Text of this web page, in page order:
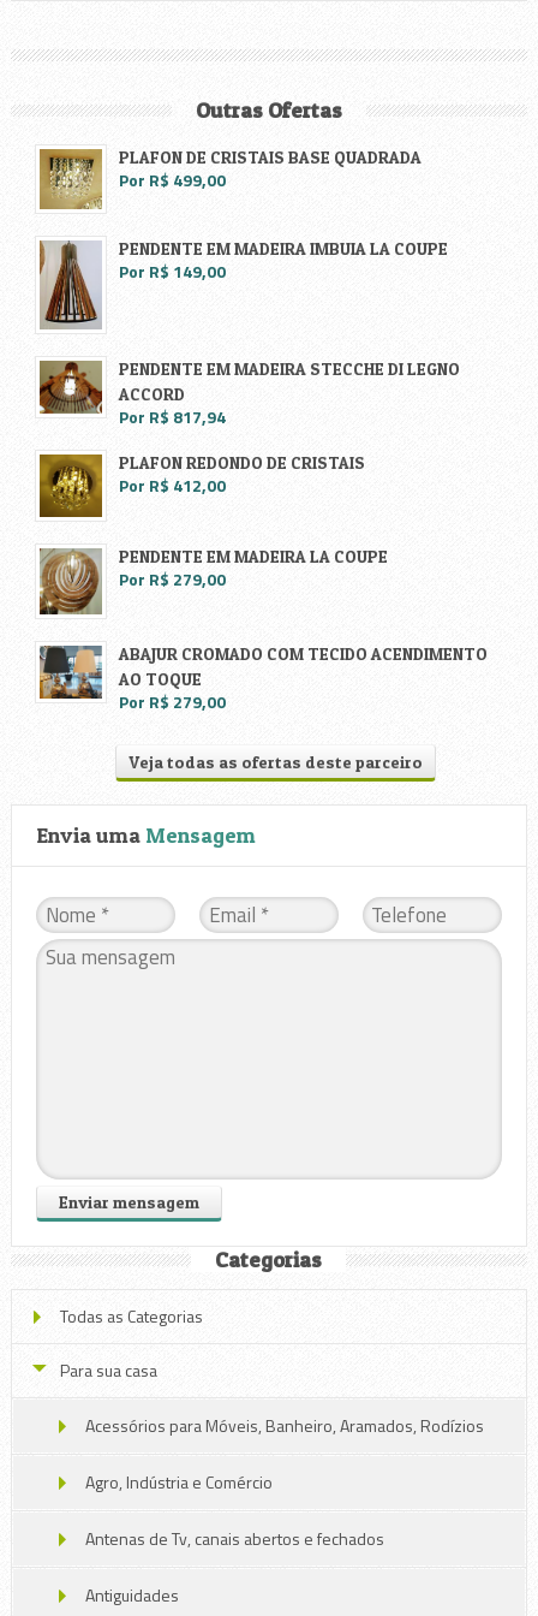
Outras Ofertas
PLAFON DE CRISTAIS BASE QUADRADA
Por R$ 499,00
PENDENTE EM MADEIRA IMBUIA LA COUPE
Por R$ 149,00
PENDENTE EM MADEIRA STECCHE DI LEGNO
ACCORD
Por R$ 817,94
PLAFON REDONDO DE CRISTAIS
Por R$ 412,00
PENDENTE EM MADEIRA LA COUPE
Por R$ 279,00
ABAJUR CROMADO COM TECIDO ACENDIMENTO
AO TOQUE
Por R$ 279,00
Veja todas as ofertas deste parceiro
Envia uma Mensagem
Categorias
Todas as Categorias
Para sua casa
Acessórios para Móveis, Banheiro, Aramados, Rodízios
Agro, Indústria e Comércio
Antenas de Tv, canais abertos e fechados
Antiguidades